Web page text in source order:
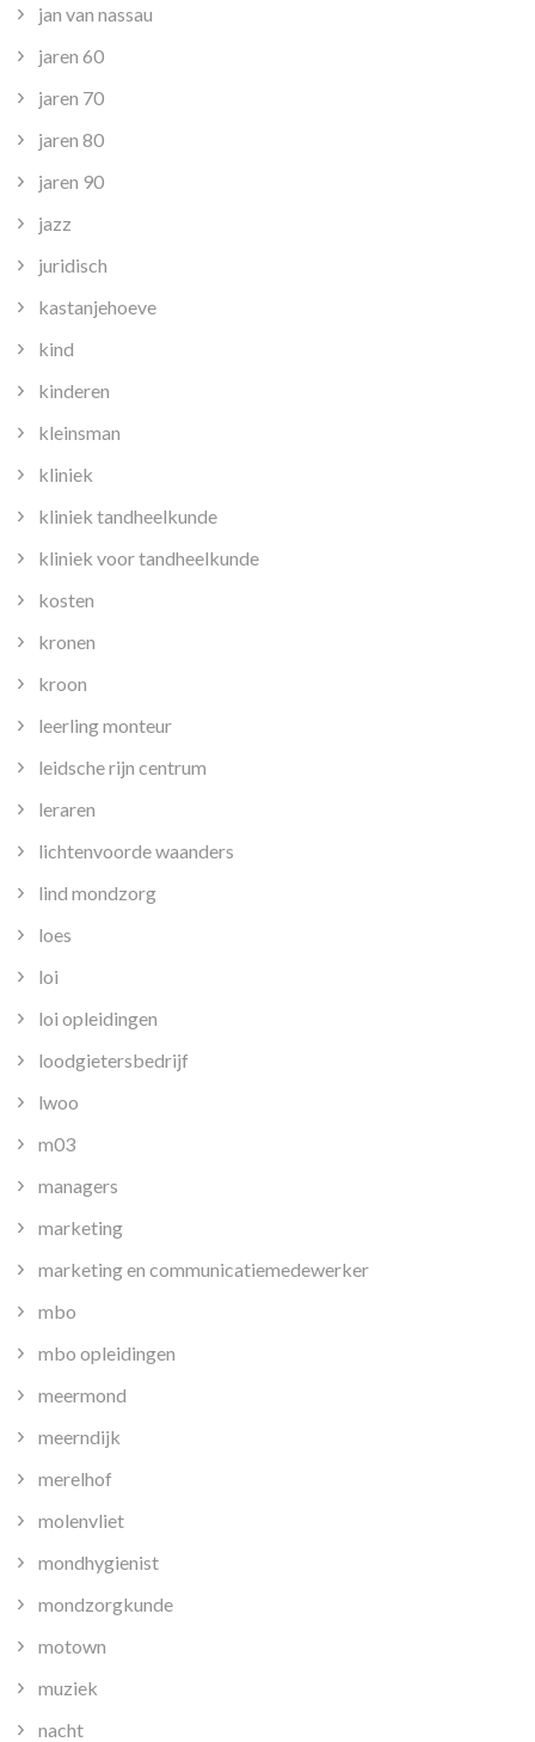
jan van nassau
jaren 60
jaren 70
jaren 80
jaren 90
jazz
juridisch
kastanjehoeve
kind
kinderen
kleinsman
kliniek
kliniek tandheelkunde
kliniek voor tandheelkunde
kosten
kronen
kroon
leerling monteur
leidsche rijn centrum
leraren
lichtenvoorde waanders
lind mondzorg
loes
loi
loi opleidingen
loodgietersbedrijf
lwoo
m03
managers
marketing
marketing en communicatiemedewerker
mbo
mbo opleidingen
meermond
meerndijk
merelhof
molenvliet
mondhygienist
mondzorgkunde
motown
muziek
nacht